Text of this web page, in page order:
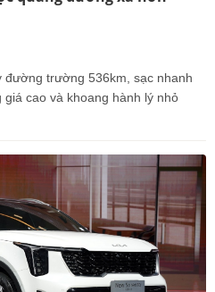
đường trường 536km, sạc nhanh
cao và khoang hành lý nhỏ